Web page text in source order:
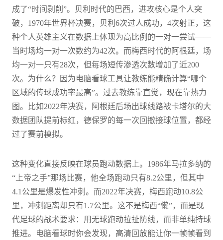
成了“时间剥削”。贝利时代的巴西，进攻核心是个人突
破，1970年世界杯决赛，贝利6次过人成功，4次射正，这
种个人英雄主义在数据上体现为高比例的一对一尝试——
当时场均一对一次数约为42次。而梅西时代的阿根廷，场
均一对一只有28次，但每场短传渗透次数增加了近200
次。为什么？因为电脑看球工具让教练能精确计算“哪个
区域的传球成功率最高”。过去教练靠直觉，现在靠热力
图。比如2022年决赛，阿根廷后场出球线路被卡塔尔的大
数据团队提前标红，德保罗的每一次回撤接球位置，都经
过了赛前模拟。
这种变化直接反映在球员跑动数据上。1986年马拉多纳的
“上帝之手”那场比赛，他全场跑动只有8.2公里，但其中
4.1公里是爆发性冲刺。而2022年决赛，梅西跑动10.8公
里，冲刺距离却只有1.7公里。这不是梅西“懒”，而是现
代足球的战术要求：用无球跑动拉扯防线，而非单纯持球
推进。电脑看球时你会发现，高清回放能让你一帧帧看到